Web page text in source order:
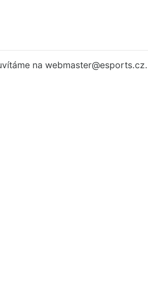
na webmaster@esports.cz.